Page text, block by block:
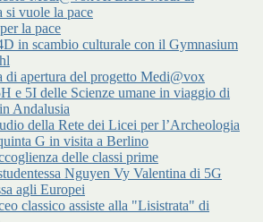
si vuole la pace
la pace
in scambio culturale con il Gymnasium
di apertura del progetto Medi@vox
e 5I delle Scienze umane in viaggio di
Andalusia
della Rete dei Licei per l’Archeologia
G in visita a Berlino
delle classi prime
Nguyen Vy Valentina di 5G
agli Europei
classico assiste alla "Lisistrata" di